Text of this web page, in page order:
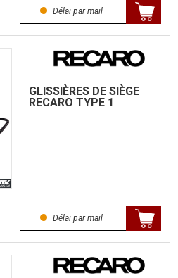
Délai par mail
GLISSIÈRES DE SIÈGE
RECARO TYPE 1
Délai par mail